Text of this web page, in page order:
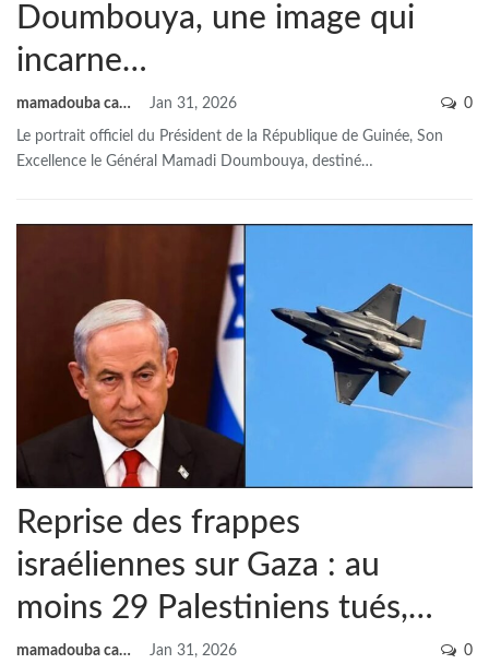
Doumbouya, une image qui
incarne…
mamadouba camara Jan 31, 2026 0
Le portrait officiel du Président de la République de Guinée, Son
Excellence le Général Mamadi Doumbouya, destiné…
Reprise des frappes
israéliennes sur Gaza : au
moins 29 Palestiniens tués,…
mamadouba camara Jan 31, 2026 0